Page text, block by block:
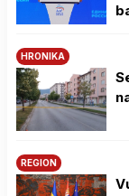
HRONIKA
REGION